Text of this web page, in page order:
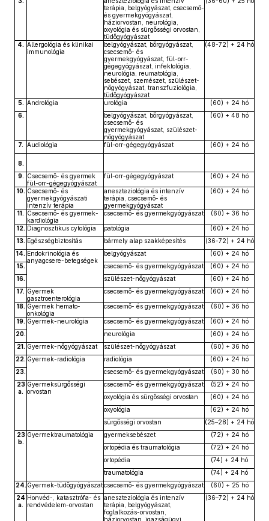
terápia, belgyógyászat, csecsemő-
és gyermekgyógyászat,
háziorvostan, neurológia,
oxyológia és sürgősségi orvostan,
tüdőgyógyászat
4. Allergológia és klinikai
immunológia
belgyógyászat, bőrgyógyászat,
csecsemő- és
gyermekgyógyászat, fül-orr-
gégegyógyászat, infektológia,
neurológia, reumatológia,
sebészet, szemészet, szülészet-
nőgyógyászat, transzfuziológia,
tüdőgyógyászat
(48-72) + 24 hó
5. Andrológia urológia
(60) + 24 hó
6.
belgyógyászat, bőrgyógyászat,
csecsemő- és
gyermekgyógyászat, szülészet-
nőgyógyászat
(60) + 48 hó
7. Audiológia fül-orr-gégegyógyászat (60) + 24 hó
8.
9. Csecsemő- és gyermek
fül-orr-gégegyógyászat
fül-orr-gégegyógyászat (60) + 24 hó
10. Csecsemő- és
gyermekgyógyászati
intenzív terápia
aneszteziológia és intenzív
terápia, csecsemő- és
gyermekgyógyászat
(60) + 24 hó
11. Csecsemő- és gyermek-
kardiológia
csecsemő- és gyermekgyógyászat (60) + 36 hó
12. Diagnosztikus cytológia patológia
(60) + 24 hó
13. Egészségbiztosítás bármely alap szakképesítés
(36-72) + 24 hó
14. Endokrinológia és
anyagcsere-betegségek
belgyógyászat
(60) + 24 hó
15.
csecsemő- és gyermekgyógyászat
(60) + 24 hó
16.
szülészet-nőgyógyászat
(60) + 24 hó
17. Gyermek
gasztroenterológia
csecsemő- és gyermekgyógyászat (60) + 24 hó
18. Gyermek hemato-
onkológia
csecsemő- és gyermekgyógyászat (60) + 36 hó
19. Gyermek-neurológia csecsemő- és gyermekgyógyászat
(60) + 24 hó
20.
neurológia
(60) + 24 hó
21. Gyermek-nőgyógyászat szülészet-nőgyógyászat
(60) + 36 hó
22. Gyermek-radiológia radiológia
(60) + 24 hó
23.
csecsemő- és gyermekgyógyászat
(60) + 30 hó
23
a.
Gyermeksürgősségi
orvostan
csecsemő- és gyermekgyógyászat
(52) + 24 hó
oxyológia és sürgősségi orvostan
(60) + 24 hó
oxyológia
(62) + 24 hó
sürgősségi orvostan
(25–28) + 24 hó
23
b.
Gyermektraumatológia gyermeksebészet
(72) + 24 hó
ortopédia és traumatológia
(72) + 24 hó
ortopédia
(74) + 24 hó
traumatológia
(74) + 24 hó
24. Gyermek-tüdőgyógyászatcsecsemő- és gyermekgyógyászat
(60) + 25 hó
24
a.
Honvéd-, katasztrófa- és
rendvédelem-orvostan
aneszteziológia és intenzív
terápia, belgyógyászat,
foglalkozás-orvostan,
háziorvostan, igazságügyi
(36–72) + 24 hó